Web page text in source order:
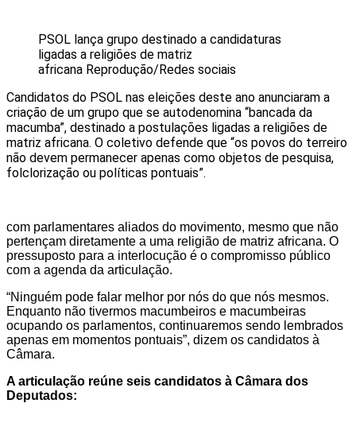
PSOL lança grupo destinado a candidaturas
ligadas a religiões de matriz
africana Reprodução/Redes sociais
Candidatos do PSOL nas eleições deste ano anunciaram a
criação de um grupo que se autodenomina “bancada da
macumba”, destinado a postulações ligadas a religiões de
matriz africana. O coletivo defende que “os povos do terreiro
não devem permanecer apenas como objetos de pesquisa,
folclorização ou políticas pontuais”.
com parlamentares aliados do movimento, mesmo que não
pertençam diretamente a uma religião de matriz africana. O
pressuposto para a interlocução é o compromisso público
com a agenda da articulação.
“Ninguém pode falar melhor por nós do que nós mesmos.
Enquanto não tivermos macumbeiros e macumbeiras
ocupando os parlamentos, continuaremos sendo lembrados
apenas em momentos pontuais”, dizem os candidatos à
Câmara.
A articulação reúne seis candidatos à Câmara dos
Deputados: